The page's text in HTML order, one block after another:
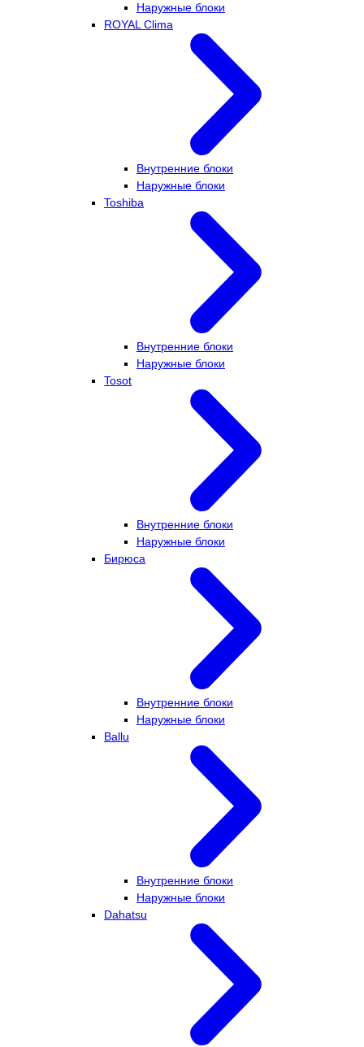
Наружные блоки
ROYAL Clima
Внутренние блоки
Наружные блоки
Toshiba
Внутренние блоки
Наружные блоки
Tosot
Внутренние блоки
Наружные блоки
Бирюса
Внутренние блоки
Наружные блоки
Ballu
Внутренние блоки
Наружные блоки
Dahatsu